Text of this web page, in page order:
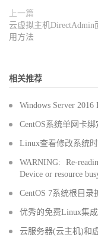
上一篇
云虚拟主机DirectAdmin
用方法
相关推荐
Windows Server
CentOS系统单网卡
Linux查看修改系统
WARNING: Re-
Device or resource
CentOS 7系统根目录
优秀的免费Linux集
云服务器(云主机)和